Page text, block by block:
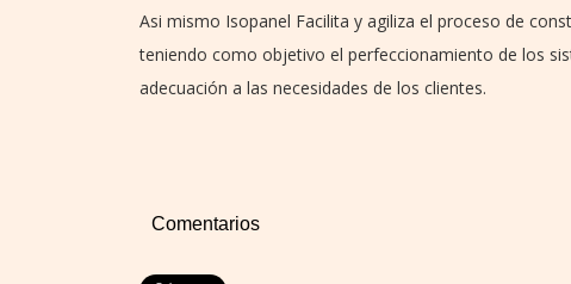
Asi mismo Isopanel Facilita y agiliza el proceso de
teniendo como objetivo el perfeccionamiento de los
adecuación a las necesidades de los clientes.
Comentarios